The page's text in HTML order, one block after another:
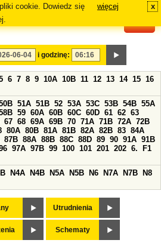
cookie. Dowiedz się
więcej x
i godzinę:
6 7 8 9 10A 10B 11 12 13 14 15 16
51A 51B 52 53A 53C 53B 54B 55A
59 60A 60B 60C 60D 61 62 63
67 68 69A 69B 70 71A 71B 72A 72B
80A 80B 81A 81B 82A 82B 83 84A
87B 88A 88B 88C 88D 89 90 91A 91B
97A 97B 99 100 101 201 202 6.
F1
N4A N4B N5A N5B N6 N7A N7B
N8
Utrudnienia
Schematy